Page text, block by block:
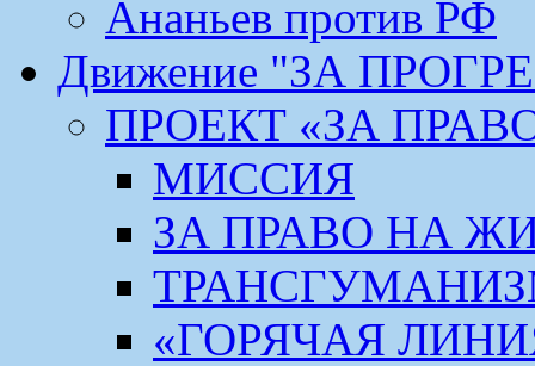
Ананьев против РФ
Движение "ЗА
ПРОЕКТ «ЗА
МИССИЯ
ЗА ПРАВО НА
«ГОРЯЧАЯ